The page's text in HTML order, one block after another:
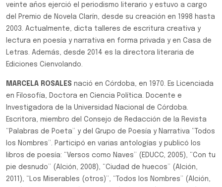
veinte años ejerció el periodismo literario y estuvo a cargo
del Premio de Novela Clarín, desde su creación en 1998 hasta
2003. Actualmente, dicta talleres de escritura creativa y
lectura en poesía y narrativa en forma privada y en Casa de
Letras. Además, desde 2014 es la directora literaria de
Ediciones Cienvolando.
MARCELA ROSALES nació en Córdoba, en 1970. Es Licenciada
en Filosofía, Doctora en Ciencia Política. Docente e
Investigadora de la Universidad Nacional de Córdoba.
Escritora, miembro del Consejo de Redacción de la Revista
“Palabras de Poeta” y del Grupo de Poesía y Narrativa “Todos
los Nombres”. Participó en varias antologías y publicó los
libros de poesía: “Versos como Naves” (EDUCC, 2005), “Con tu
pie desnudo” (Alción, 2008), “Ciudad de huecos” (Alción,
2011), “Los Miserables (otros)”, “Todos los Nombres” (Alción,